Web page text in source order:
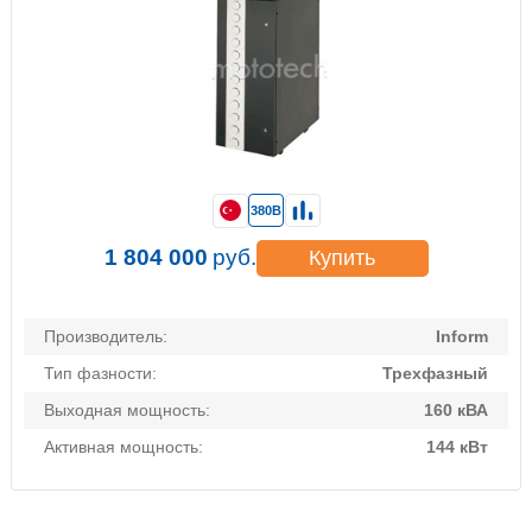
Производитель:
Inform
Тип фазности:
Трехфазный
Выходная мощность:
160 кВА
Активная мощность:
144 кВт
380В
1 804 000 руб. Купить